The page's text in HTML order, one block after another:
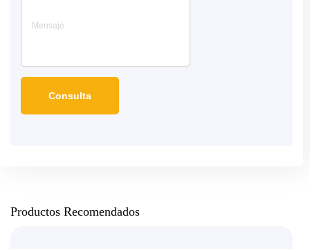
Productos Recomendados